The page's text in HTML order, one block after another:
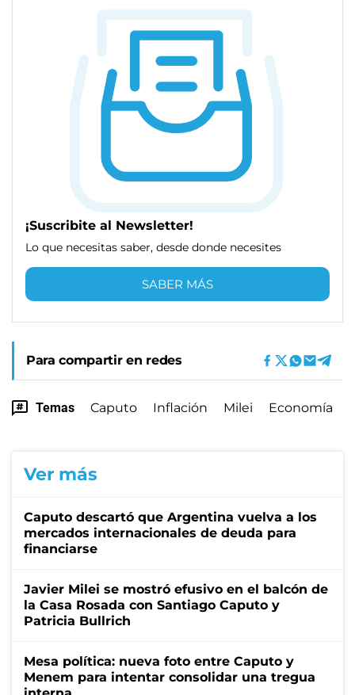
¡Suscribite al Newsletter!
Lo que necesitas saber, desde donde necesites
SABER MÁS
Para compartir en redes
Temas Caputo Inflación Milei Economía
Ver más
Caputo descartó que Argentina vuelva a los
mercados internacionales de deuda para
financiarse
Javier Milei se mostró efusivo en el balcón de
la Casa Rosada con Santiago Caputo y
Patricia Bullrich
Mesa política: nueva foto entre Caputo y
Menem para intentar consolidar una tregua